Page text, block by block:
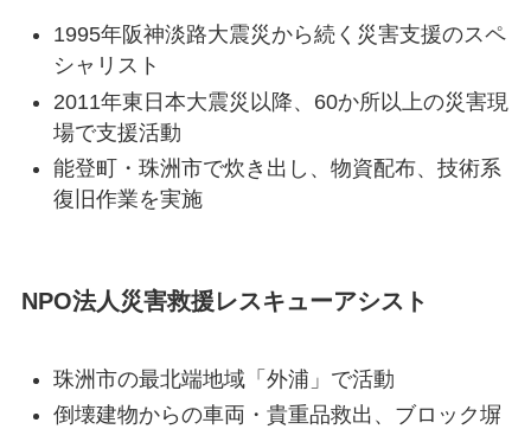
1995年阪神淡路大震災から続く災害支援のスペ
シャリスト
2011年東日本大震災以降、60か所以上の災害現
場で支援活動
能登町・珠洲市で炊き出し、物資配布、技術系
復旧作業を実施
NPO法人災害救援レスキューアシスト
珠洲市の最北端地域「外浦」で活動
倒壊建物からの車両・貴重品救出、ブロック塀